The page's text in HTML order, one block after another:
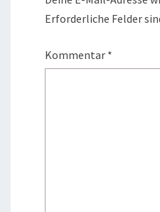
Erforderliche Felder
Kommentar *